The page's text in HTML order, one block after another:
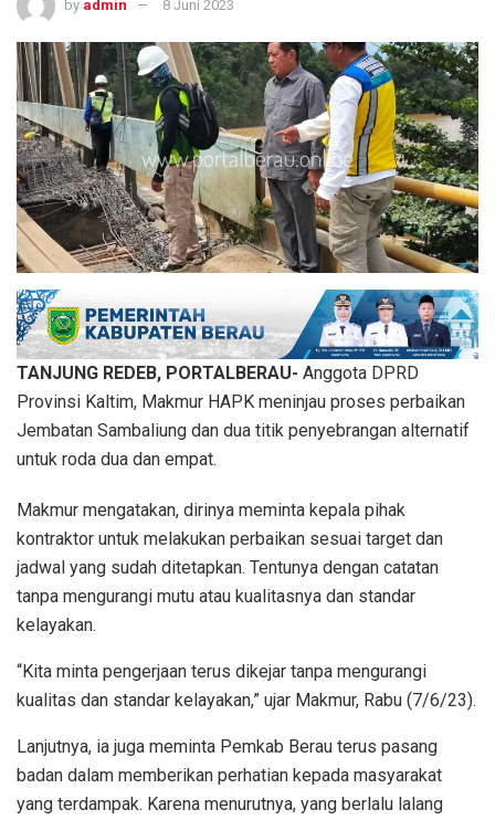
by admin 8 Juni 2023
TANJUNG REDEB, PORTALBERAU- Anggota DPRD
Provinsi Kaltim, Makmur HAPK meninjau proses perbaikan
Jembatan Sambaliung dan dua titik penyebrangan alternatif
untuk roda dua dan empat.
Makmur mengatakan, dirinya meminta kepala pihak
kontraktor untuk melakukan perbaikan sesuai target dan
jadwal yang sudah ditetapkan. Tentunya dengan catatan
tanpa mengurangi mutu atau kualitasnya dan standar
kelayakan.
“Kita minta pengerjaan terus dikejar tanpa mengurangi
kualitas dan standar kelayakan,” ujar Makmur, Rabu (7/6/23).
Lanjutnya, ia juga meminta Pemkab Berau terus pasang
badan dalam memberikan perhatian kepada masyarakat
yang terdampak. Karena menurutnya, yang berlalu lalang